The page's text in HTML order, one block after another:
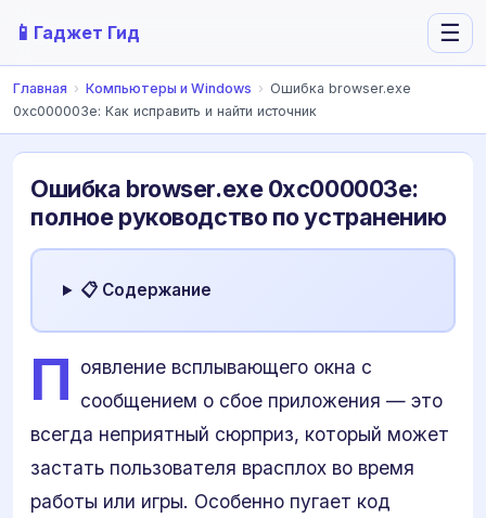
📱 Гаджет Гид ☰
Главная › Компьютеры и Windows › Ошибка browser.exe
0xc000003e: Как исправить и найти источник
Ошибка browser.exe 0xc000003e:
полное руководство по устранению
📋 Содержание
П оявление всплывающего окна с
сообщением о сбое приложения — это
всегда неприятный сюрприз, который может
застать пользователя врасплох во время
работы или игры. Особенно пугает код